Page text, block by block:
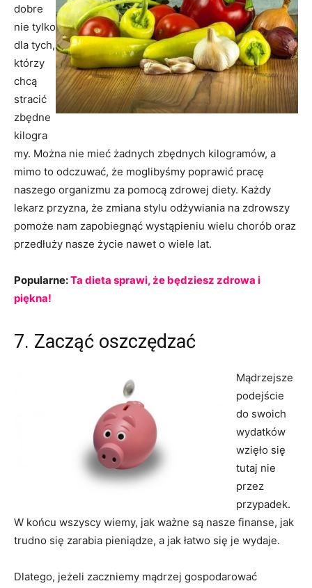
dobre
nie tylko
dla tych,
którzy
chcą
stracić
zbędne
kilogra
my. Można nie mieć żadnych zbędnych kilogramów, a
mimo to odczuwać, że moglibyśmy poprawić pracę
naszego organizmu za pomocą zdrowej diety. Każdy
lekarz przyzna, że zmiana stylu odżywiania na zdrowszy
pomoże nam zapobiegnąć wystąpieniu wielu chorób oraz
przedłuży nasze życie nawet o wiele lat.
Popularne:Ta dieta sprawi, że będziesz zdrowa i
piękna!
7. Zacząć oszczędzać
Mądrzejsze
podejście
do swoich
wydatków
wzięło się
tutaj nie
przez
przypadek.
W końcu wszyscy wiemy, jak ważne są nasze finanse, jak
trudno się zarabia pieniądze, a jak łatwo się je wydaje.
Dlatego, jeżeli zaczniemy mądrzej gospodarować